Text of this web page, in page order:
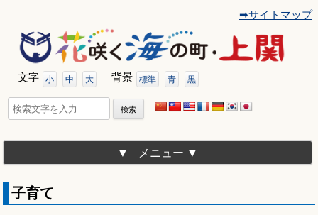
動
➡サイトマップ
文字 小 中 大 背景 標準 青 黒
検
索:
メニュー
子育て